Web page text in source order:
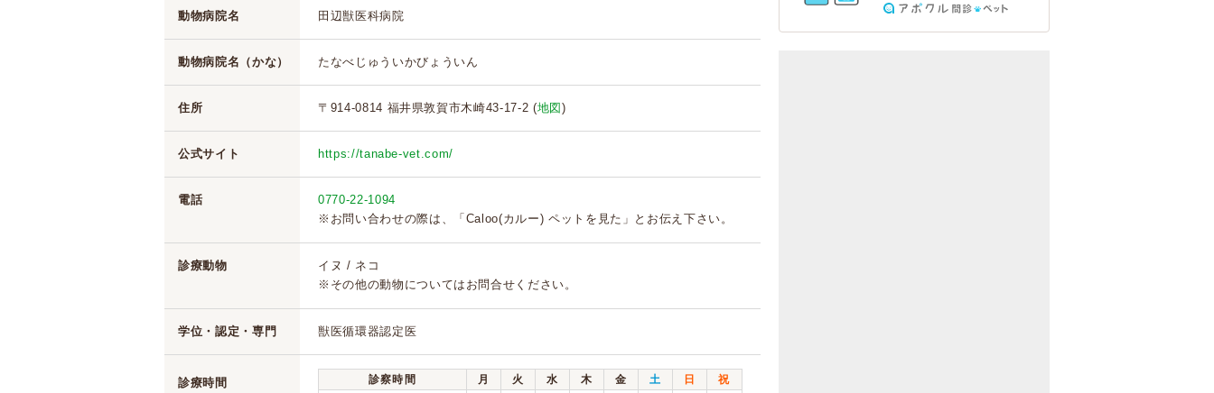
動物病院名 田辺獣医科病院
動物病院名（かな） たなべじゅういかびょういん
住所 〒914-0814 福井県敦賀市木崎43-17-2 (地図 )
公式サイト https://tanabe-vet.com/
電話
0770-22-1094
※お問い合わせの際は、「Caloo(カルー) ペットを見た」とお伝え下さい。
診療動物
イヌ / ネコ
※その他の動物についてはお問合せください。
学位・認定・専門 獣医循環器認定医
診療時間 診察時間 月 火 水 木 金 土 日
祝